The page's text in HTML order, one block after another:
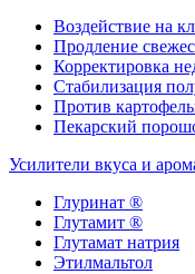
Воздействие на
Продление
Корректировка
Стабилизация
Против
Пекарский
Усилители вкуса и
Глуринат ®
Глутамит ®
Глутамат натрия
Этилмальтол